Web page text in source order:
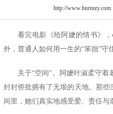
http://www.hnrmzy.com
看完电影《给阿嬷的情书》
外，普通人如何用一生的“笨拙”守
关于“空间”。阿嬷叶淑柔守
封封侨批拥有了无垠的天地。那
间里，她们真实地感受爱、责任与